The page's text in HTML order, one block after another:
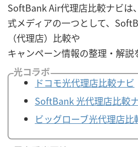
SoftBank Air代理店比較ナビは
式メディアの一つとして、
（代理店）比較や
キャンペーン情報の整理・解説
光コラボ
ドコモ光代理店比較ナビ
SoftBank 光代理店比較
ビッグローブ光代理店比